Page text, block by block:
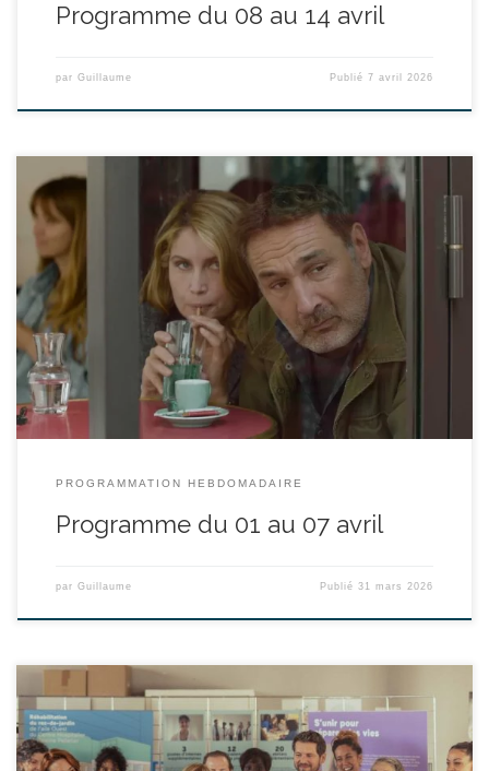
Programme du 08 au 14 avril
par Guillaume Publié7 avril 2026
réalisé par Rémi Bezançon - avec Gilles Lellouche, Laetitia Casta,
Guillaume Gallienne durée : 1h44’ Colette, professeure de cinéma
spécialisée dans l’œuvre de Hitchcock, soupçonne son nouveau
voisin d’en face d’avoir tué sa femme. Réalité ou déformation
professionnelle ? Son mari, François, écrivain de romans
historico-policiers un peu désuets, est […]
PROGRAMMATION HEBDOMADAIRE
Programme du 01 au 07 avril
par Guillaume Publié31 mars 2026
réalisé par Mélisa Godet - avec Karin Viard, Laetitia Dosch, Eye